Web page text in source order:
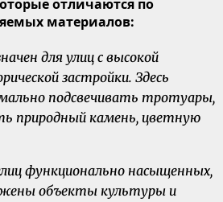
отличаются по
материалов:
для улиц с высокой
застройки. Здесь
подсвечивать тротуары,
природный камень, цветную
функционально насыщенных,
объекты культуры и